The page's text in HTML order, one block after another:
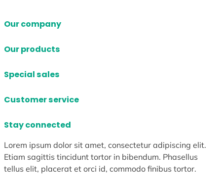
Our company
Our products
Special sales
Customer service
Stay connected
Lorem ipsum dolor sit amet, consectetur adipiscing elit.
Etiam sagittis tincidunt tortor in bibendum. Phasellus
tellus elit, placerat et orci id, commodo finibus tortor.